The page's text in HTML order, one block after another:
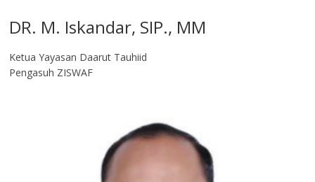
DR. M. Iskandar, SIP., MM
Ketua Yayasan Daarut Tauhiid
Pengasuh ZISWAF